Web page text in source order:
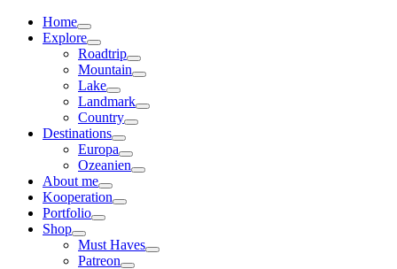
Home
Explore
Roadtrip
Mountain
Lake
Landmark
Country
Destinations
Europa
Ozeanien
About me
Kooperation
Portfolio
Shop
Must Haves
Patreon